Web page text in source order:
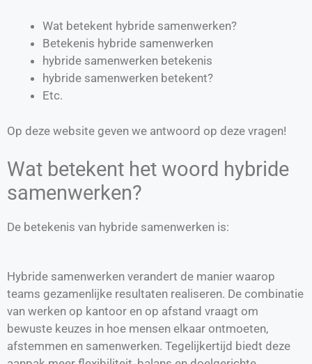
Wat betekent hybride samenwerken?
Betekenis hybride samenwerken
hybride samenwerken betekenis
hybride samenwerken betekent?
Etc.
Op deze website geven we antwoord op deze vragen!
Wat betekent het woord hybride
samenwerken?
De betekenis van hybride samenwerken is:
Hybride samenwerken verandert de manier waarop
teams gezamenlijke resultaten realiseren. De combinatie
van werken op kantoor en op afstand vraagt om
bewuste keuzes in hoe mensen elkaar ontmoeten,
afstemmen en samenwerken. Tegelijkertijd biedt deze